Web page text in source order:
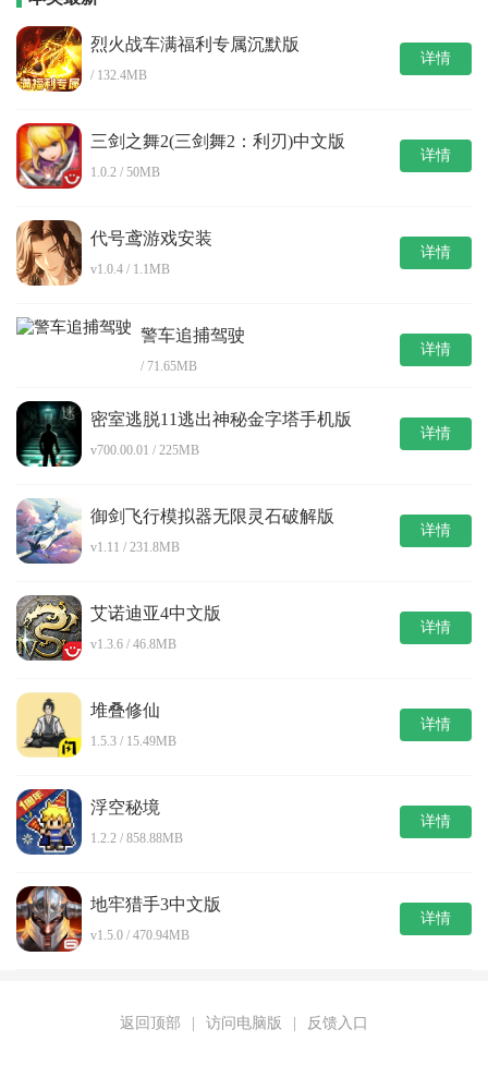
烈火战车满福利专属沉默版
/ 132.4MB
详情
三剑之舞2(三剑舞2：利刃)中文版
1.0.2 / 50MB
详情
代号鸢游戏安装
v1.0.4 / 1.1MB
详情
警车追捕驾驶
/ 71.65MB
详情
密室逃脱11逃出神秘金字塔手机版
v700.00.01 / 225MB
详情
御剑飞行模拟器无限灵石破解版
v1.11 / 231.8MB
详情
艾诺迪亚4中文版
v1.3.6 / 46.8MB
详情
堆叠修仙
1.5.3 / 15.49MB
详情
浮空秘境
1.2.2 / 858.88MB
详情
地牢猎手3中文版
v1.5.0 / 470.94MB
详情
返回顶部 访问电脑版 反馈入口